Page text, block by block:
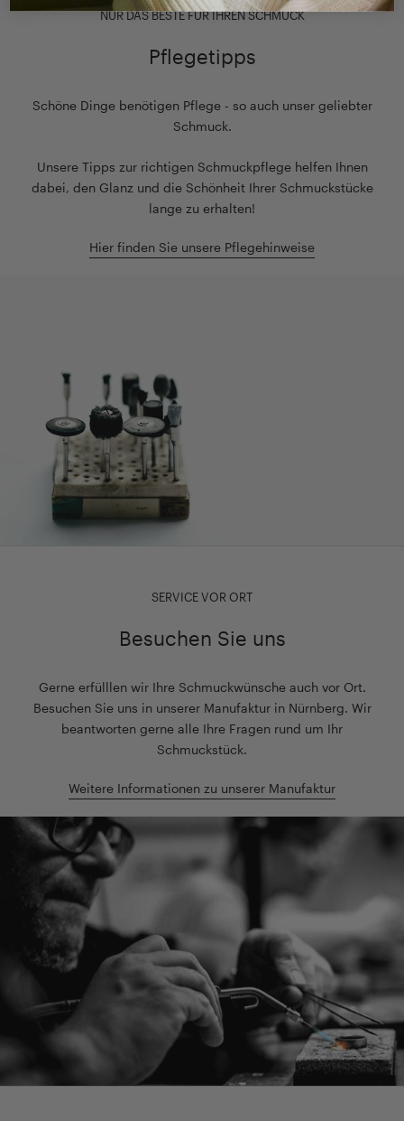
NUR DAS BESTE FÜR IHREN SCHMUCK
Pflegetipps
Schöne Dinge benötigen Pflege - so auch unser geliebter
Schmuck.
Unsere Tipps zur richtigen Schmuckpflege helfen Ihnen
dabei, den Glanz und die Schönheit Ihrer Schmuckstücke
lange zu erhalten!
Hier finden Sie unsere Pflegehinweise
SERVICE VOR ORT
Besuchen Sie uns
Gerne erfülllen wir Ihre Schmuckwünsche auch vor Ort.
Besuchen Sie uns in unserer Manufaktur in Nürnberg. Wir
beantworten gerne alle Ihre Fragen rund um Ihr
Schmuckstück.
Weitere Informationen zu unserer Manufaktur